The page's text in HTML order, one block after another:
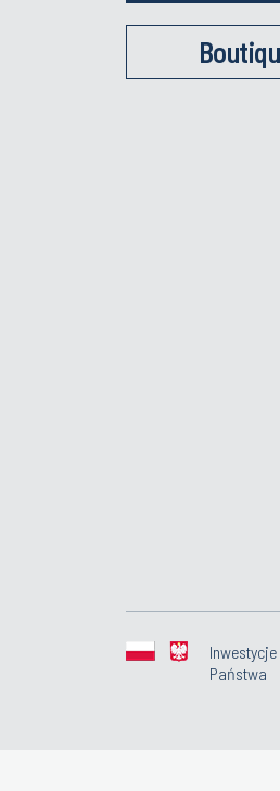
Państwa